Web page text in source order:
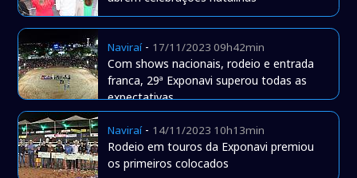
Naviraí- 17/11/2023 09h42min
Com shows nacionais, rodeio e entrada
franca, 29ª Exponavi superou todas as
expectativas
Naviraí- 14/11/2023 10h13min
Rodeio em touros da Exponavi premiou
os primeiros colocados